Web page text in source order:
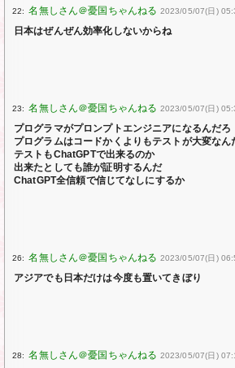
22: 2023/05/07(日)
日本はぜんぜん効率化しないからね
23: 2023/05/07(日)
プログラマがプロンプトエンジニアになるんだろ
プログラムはコードかくよりもテストが大変なん
テストもChatGPTで出来るのか
出来たとしても誰が証明するんだ
ChatGPT全信頼で信じてなしにするか
26: 2023/05/07(日)
アジアでも日本だけは今度も置いてきぼり
28: 2023/05/07(日)